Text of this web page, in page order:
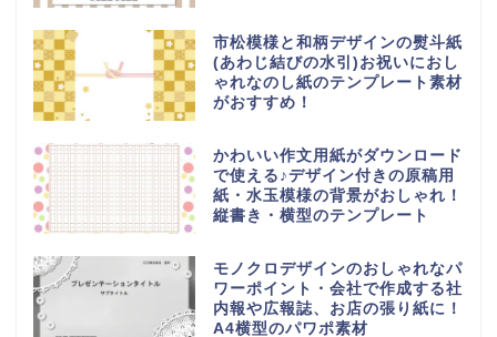
市松模様と和柄デザインの熨斗紙
(あわじ結びの水引)お祝いにおし
ゃれなのし紙のテンプレート素材
がおすすめ！
かわいい作文用紙がダウンロード
で使える♪デザイン付きの原稿用
紙・水玉模様の背景がおしゃれ！
縦書き・横型のテンプレート
モノクロデザインのおしゃれなパ
ワーポイント・会社で作成する社
内報や広報誌、お店の張り紙に！
A4横型のパワポ素材